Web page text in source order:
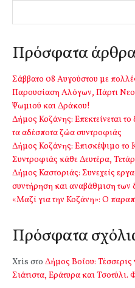
Πρόσφατα
Σάββατο 08 Αυγούστου με
Παρουσίαση Αλόγων, Πάρτι
Ψωμιού και Δράκου!
Δήμος Κοζάνης: Επεκτείνεται
τα αδέσποτα ζώα συντροφιάς
Δήμος Κοζάνης: Επισκέψιμο
Συντροφιάς κάθε Δευτέρα,
Δήμος Καστοριάς: Συνεχείς
συντήρηση και αναβάθμιση
«Μαζί για την Κοζάνη»: Ο
Πρόσφατα
Xris στο Δήμος Βοΐου: Τέσσερις
Σιάτιστα, Εράτυρα και Τσοτύλι.